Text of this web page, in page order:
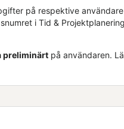
på respektive
i Tid & Projektplanering
preliminärt på användaren.